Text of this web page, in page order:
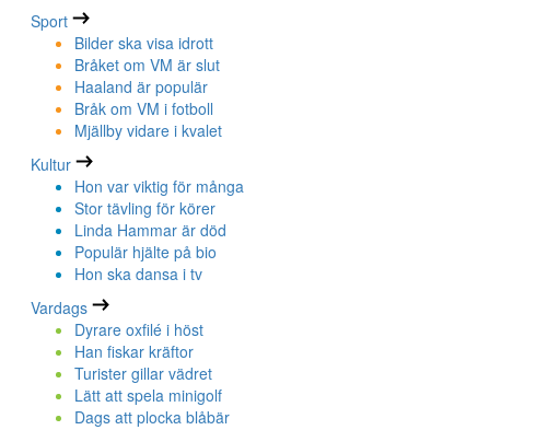
Sport
Bilder ska visa idrott
Bråket om VM är slut
Haaland är populär
Bråk om VM i fotboll
Mjällby vidare i kvalet
Kultur
Hon var viktig för många
Stor tävling för körer
Linda Hammar är död
Populär hjälte på bio
Hon ska dansa i tv
Vardags
Dyrare oxfilé i höst
Han fiskar kräftor
Turister gillar vädret
Lätt att spela minigolf
Dags att plocka blåbär